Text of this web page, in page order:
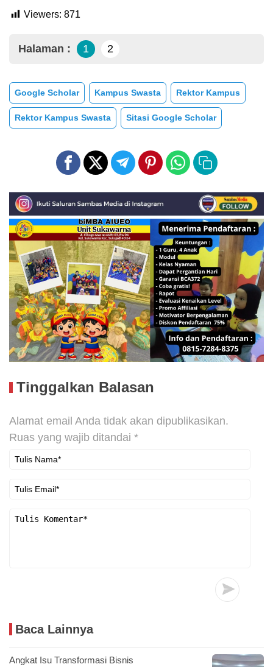
Viewers: 871
Halaman : 1 2
Google Scholar Kampus Swasta Rektor Kampus
Rektor Kampus Swasta Sitasi Google Scholar
Tinggalkan Balasan
Alamat email Anda tidak akan dipublikasikan.
Ruas yang wajib ditandai *
Baca Lainnya
Angkat Isu Transformasi Bisnis